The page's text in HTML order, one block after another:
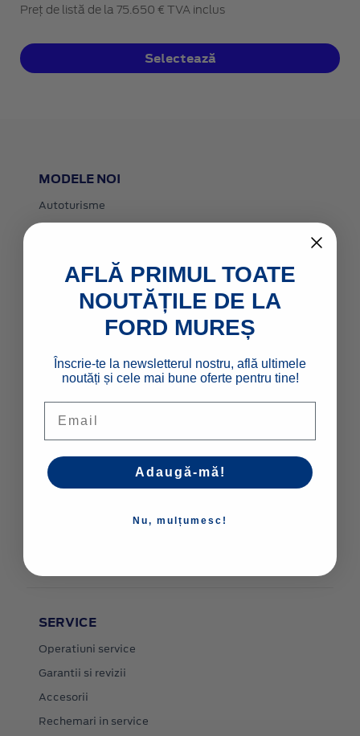
Preț de listă de la 75.650 € TVA inclus
Selectează
MODELE NOI
Autoturisme
LINK-URI RAPIDE
Configurator
Stoc
Contact
Livrare la domiciliu
SERVICE
Operatiuni service
Garantii si revizii
Accesorii
Rechemari in service
AFLĂ PRIMUL TOATE
NOUTĂȚILE DE LA
FORD MUREȘ
Înscrie-te la newsletterul nostru, află ultimele
noutăți și cele mai bune oferte pentru tine!
Adaugă-mă!
Nu, mulțumesc!